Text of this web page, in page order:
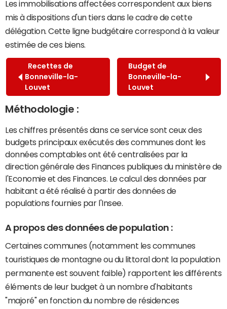
Les immobilisations affectées correspondent aux biens
mis à dispositions d'un tiers dans le cadre de cette
délégation. Cette ligne budgétaire correspond à la valeur
estimée de ces biens.
Recettes de
Bonneville-la-
Louvet
Budget de
Bonneville-la-
Louvet
Méthodologie :
Les chiffres présentés dans ce service sont ceux des
budgets principaux exécutés des communes dont les
données comptables ont été centralisées par la
direction générale des Finances publiques du ministère de
l'Economie et des Finances. Le calcul des données par
habitant a été réalisé à partir des données de
populations fournies par l'Insee.
A propos des données de population :
Certaines communes (notamment les communes
touristiques de montagne ou du littoral dont la population
permanente est souvent faible) rapportent les différents
éléments de leur budget à un nombre d'habitants
"majoré" en fonction du nombre de résidences